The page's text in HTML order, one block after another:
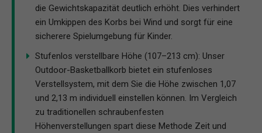
die Gewichtskapazität deutlich erhöht. Dies verhindert
ein Umkippen des Korbs bei Wind und sorgt für eine
sicherere Spielumgebung für Kinder.
Stufenlos verstellbare Höhe (107–213 cm): Unser
Outdoor-Basketballkorb bietet ein stufenloses
Verstellsystem, mit dem Sie die Höhe zwischen 1,07
und 2,13 m individuell einstellen können. Im Vergleich
zu traditionellen schraubenfesten
Höhenverstellungen spart diese Methode Zeit und